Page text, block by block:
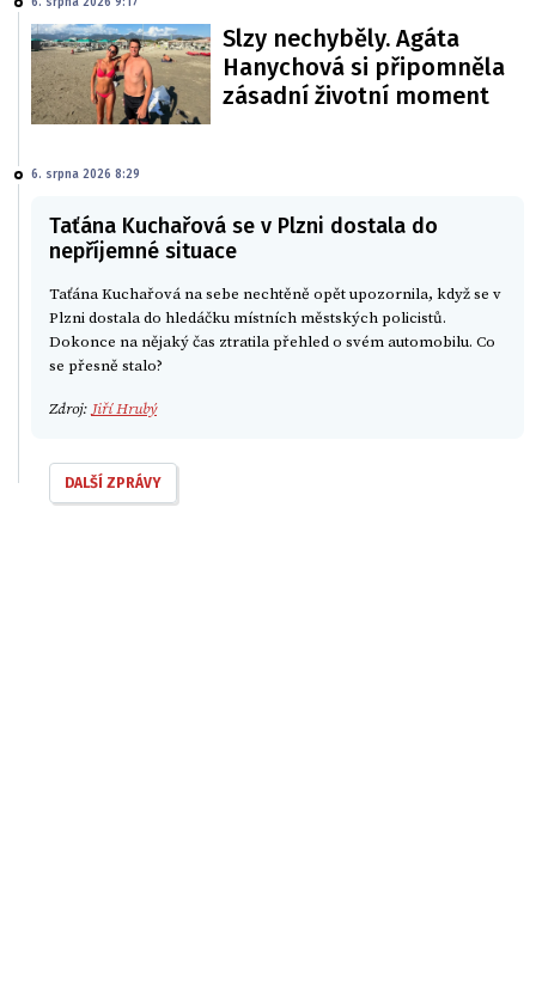
Slzy nechyběly. Agáta
Hanychová si připomněla
zásadní životní moment
6. srpna 2026 8:29
Taťána Kuchařová se v Plzni dostala do
nepříjemné situace
Taťána Kuchařová na sebe nechtěně opět upozornila, když se v
Plzni dostala do hledáčku místních městských policistů.
Dokonce na nějaký čas ztratila přehled o svém automobilu. Co
se přesně stalo?
Zdroj: Jiří Hrubý
DALŠÍ ZPRÁVY